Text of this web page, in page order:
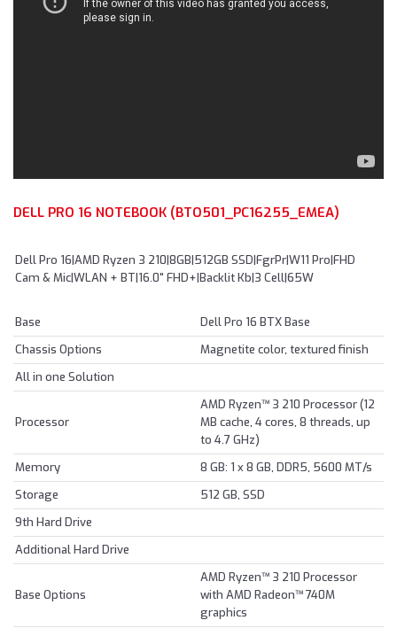
DELL PRO 16 NOTEBOOK (BTO501_PC16255_EMEA)
Dell Pro 16|AMD Ryzen 3 210|8GB|512GB SSD|FgrPr|W11 Pro|FHD
Cam & Mic|WLAN + BT|16.0" FHD+|Backlit Kb|3 Cell|65W
Base
Dell Pro 16 BTX Base
Chassis Options
Magnetite color, textured finish
All in one Solution
Processor
AMD Ryzen™ 3 210 Processor (12
MB cache, 4 cores, 8 threads, up
to 4.7 GHz)
Memory
8 GB: 1 x 8 GB, DDR5, 5600 MT/s
Storage
512 GB, SSD
9th Hard Drive
Additional Hard Drive
Base Options
AMD Ryzen™ 3 210 Processor
with AMD Radeon™ 740M
graphics